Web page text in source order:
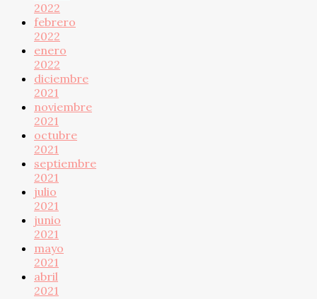
2022
febrero
2022
enero
2022
diciembre
2021
noviembre
2021
octubre
2021
septiembre
2021
julio
2021
junio
2021
mayo
2021
abril
2021